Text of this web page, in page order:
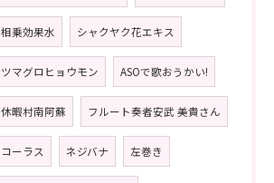
相乗効果水 シャクヤク花エキス
ツマグロヒョウモン ASOで歌おうかい!
休暇村南阿蘇 フルート奏者安武 美貴さん
コーラス ネジバナ 左巻き